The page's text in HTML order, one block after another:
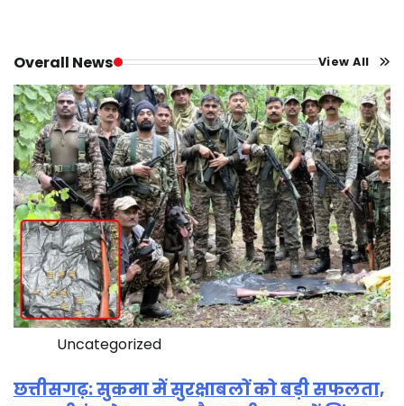
Overall News View All
Uncategorized
छत्तीसगढ़: सुकमा में सुरक्षाबलों को बड़ी सफलता,